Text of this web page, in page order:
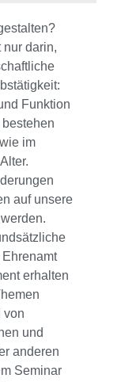
nur darin,
Funktion
im
auf unsere
erhalten
von
und
anderen
Seminar